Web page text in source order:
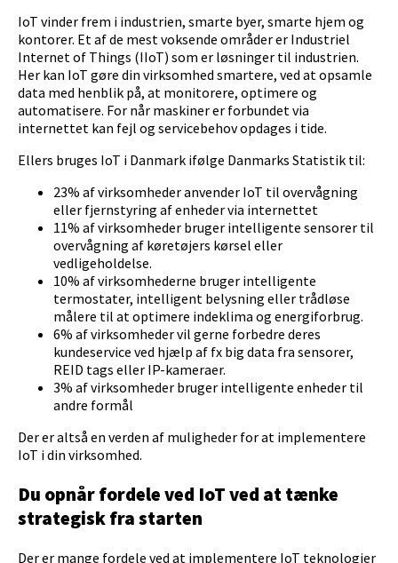
IoT vinder frem i industrien, smarte byer, smarte hjem og
kontorer. Et af de mest voksende områder er Industriel
Internet of Things (IIoT) som er løsninger til industrien.
Her kan IoT gøre din virksomhed smartere, ved at opsamle
data med henblik på, at monitorere, optimere og
automatisere. For når maskiner er forbundet via
internettet kan fejl og servicebehov opdages i tide.
Ellers bruges IoT i Danmark ifølge Danmarks Statistik til:
23% af virksomheder anvender IoT til overvågning
eller fjernstyring af enheder via internettet
11% af virksomheder bruger intelligente sensorer til
overvågning af køretøjers kørsel eller
vedligeholdelse.
10% af virksomhederne bruger intelligente
termostater, intelligent belysning eller trådløse
målere til at optimere indeklima og energiforbrug.
6% af virksomheder vil gerne forbedre deres
kundeservice ved hjælp af fx big data fra sensorer,
REID tags eller IP-kameraer.
3% af virksomheder bruger intelligente enheder til
andre formål
Der er altså en verden af muligheder for at implementere
IoT i din virksomhed.
Du opnår fordele ved IoT ved at tænke
strategisk fra starten
Der er mange fordele ved at implementere IoT teknologier